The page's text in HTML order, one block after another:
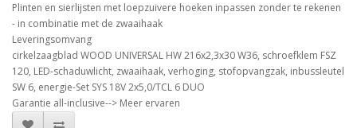
Plinten en sierlijsten met loepzuivere hoeken inpassen zonder te rekenen
- in combinatie met de zwaaihaak
Leveringsomvang
cirkelzaagblad WOOD UNIVERSAL HW 216x2,3x30 W36, schroefklem FSZ
120, LED-schaduwlicht, zwaaihaak, verhoging, stofopvangzak, inbussleutel
SW 6, energie-Set SYS 18V 2x5,0/TCL 6 DUO
Garantie all-inclusive--> Meer ervaren